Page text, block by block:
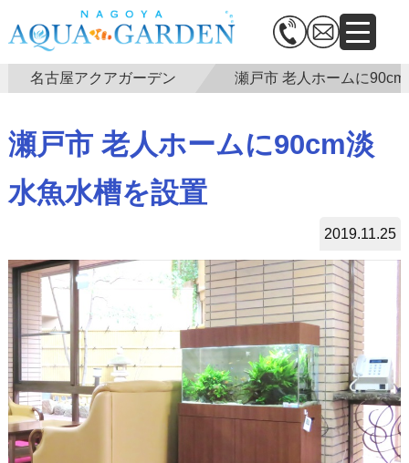
名古屋アクアガーデン 瀬戸市 老人ホームに
瀬戸市 老人ホームに90cm淡
水魚水槽を設置
2019.11.25